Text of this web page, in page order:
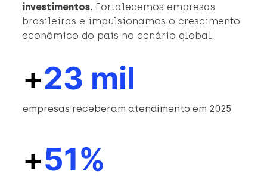
investimentos. Fortalecemos empresas
brasileiras e impulsionamos o crescimento
econômico do país no cenário global.
+23 mil
empresas receberam atendimento em 2025
+51%